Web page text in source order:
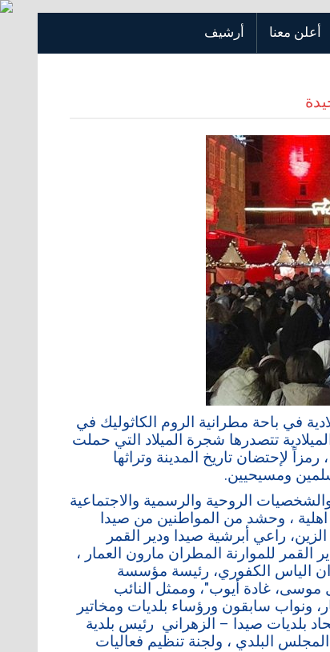
أعلن معنا أرشيف
في باحة مطرانية الروم الكاثوليك في
تتصدرها شجرة الميلاد التي حملت
لإحتضان تاريخ المدينة وتراثها
ومسيحيين.
الروحية والرسمية والاجتماعية
اهلية ، وحشد من المواطنين من صيدا
راعي أبرشية صيدا ودير القمر
القمر للموارنة المطران مارون العمار ،
الياس الكفوري، رئيسة مؤسسة
موسى، غادة أيوب"، وممثل النائب
ونواب سابقون ورؤساء بلديات ومخاتير
بلديات صيدا – الزهراني رئيس بلدية
البلدي ، ولجنة تنظيم فعاليات